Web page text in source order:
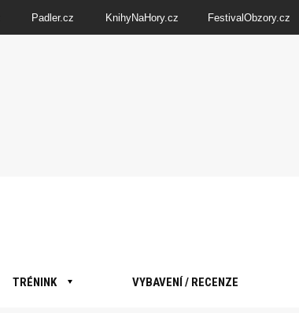
Padler.cz KnihyNaHory.cz FestivalObzory.cz
TRÉNINK VYBAVENÍ / RECENZE